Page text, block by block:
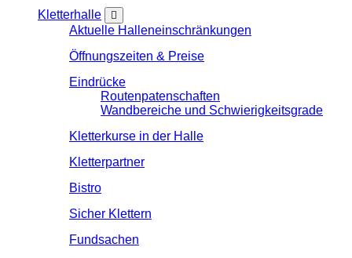
Kletterhalle
Aktuelle Halleneinschränkungen
Öffnungszeiten & Preise
Eindrücke
Routenpatenschaften
Wandbereiche und Schwierigkeitsgrade
Kletterkurse in der Halle
Kletterpartner
Bistro
Sicher Klettern
Fundsachen